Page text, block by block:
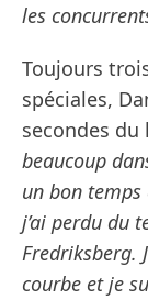
les
Toujours
spéciales,
secondes du
beaucoup
un bon
j’ai perdu du
Fredriksberg.
courbe et je